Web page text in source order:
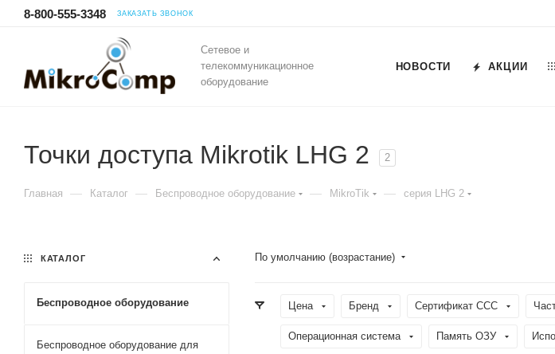
8-800-555-3348 ЗАКАЗАТЬ ЗВОНОК
Сетевое и
телекоммуникационное
оборудование
НОВОСТИ АКЦИИ
Точки доступа Mikrotik LHG 2 2
Главная — Каталог — Беспроводное оборудование — MikroTik — серия LHG 2
По умолчанию (возрастание)
Цена Бренд Сертификат ССС
Операционная система Память ОЗУ
КАТАЛОГ
Беспроводное оборудование
Беспроводное оборудование для